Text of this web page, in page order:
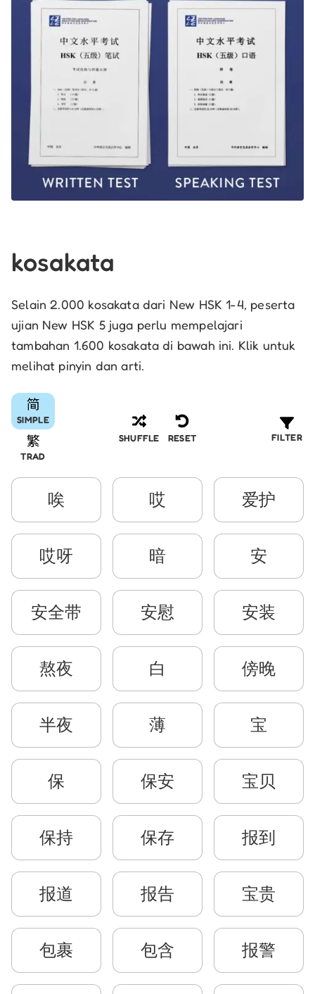
kosakata
Selain 2.000 kosakata dari New HSK 1-4, peserta
ujian New HSK 5 juga perlu mempelajari
tambahan 1.600 kosakata di bawah ini. Klik untuk
melihat pinyin dan arti.
SIMPLE
TRAD
SHUFFLE RESET FILTER
唉 哎 爱护
哎呀 暗 安
安全带 安慰 安装
熬夜 白 傍晚
半夜 薄 宝
保 保安 宝贝
保持 保存 报到
报道 报告 宝贵
包裹 包含 报警